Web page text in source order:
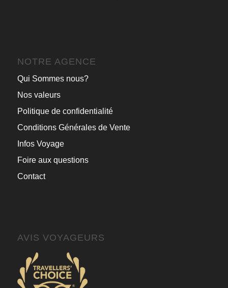
NOTRE AGENCE
Qui Sommes nous?
Nos valeurs
Politique de confidentialité
Conditions Générales de Vente
Infos Voyage
Foire aux questions
Contact
AVIS VOYAGEURS